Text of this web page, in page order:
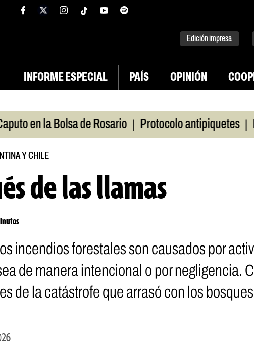
facebooktwitterinstagram
Edición impresa
INFORME ESPECIAL PAÍS OPINIÓN
la Bolsa de Rosario | Protocolo antipiquetes | FATE
Y CHILE
de las llamas
incendios forestales son causados por
de manera intencional o por negligencia.
de la catástrofe que arrasó con los